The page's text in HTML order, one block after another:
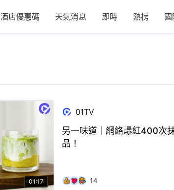
酒店優惠碼 天氣消息 即時 熱榜
01:17
01TV
另一味道｜網絡爆紅400次
品！
14